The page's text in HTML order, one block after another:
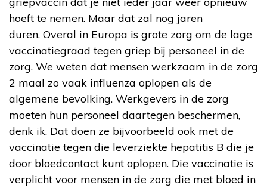
hoeft te nemen. Maar dat zal nog jaren
duren. Overal in Europa is grote zorg om de lage
vaccinatiegraad tegen griep bij personeel in de
zorg. We weten dat mensen werkzaam in de zorg
2 maal zo vaak influenza oplopen als de
algemene bevolking. Werkgevers in de zorg
moeten hun personeel daartegen beschermen,
denk ik. Dat doen ze bijvoorbeeld ook met de
vaccinatie tegen die leverziekte hepatitis B die je
door bloedcontact kunt oplopen. Die vaccinatie is
verplicht voor mensen in de zorg die met bloed in